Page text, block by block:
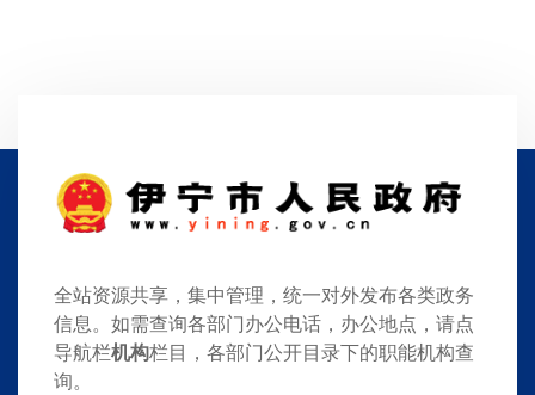
全站资源共享，集中管理，统一对外发布各类政务
信息。如需查询各部门办公电话，办公地点，请点
导航栏机构栏目，各部门公开目录下的职能机构查
询。